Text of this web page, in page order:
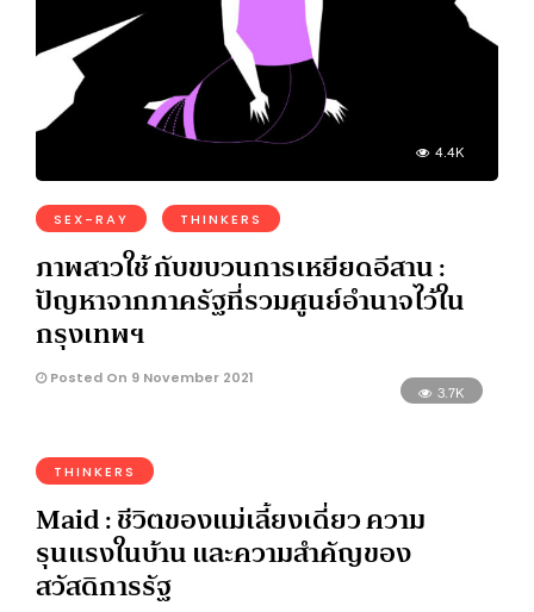
4.4K
SEX-RAY THINKERS
ภาพสาวใช้ กับขบวนการเหยียดอีสาน :
ปัญหาจากภาครัฐที่รวมศูนย์อำนาจไว้ใน
กรุงเทพฯ
Posted On 9 November 2021
3.7K
THINKERS
Maid : ชีวิตของแม่เลี้ยงเดี่ยว ความ
รุนแรงในบ้าน และความสำคัญของ
สวัสดิการรัฐ